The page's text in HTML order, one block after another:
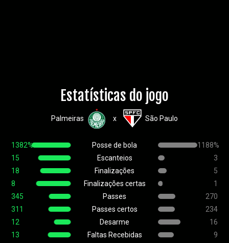
Estatísticas do jogo
Palmeiras x São Paulo
1382%
15
18
8
345
311
12
13
Posse de bola
Escanteios
Finalizações
Finalizações certas
Passes
Passes certos
Desarme
Faltas Recebidas
1188%
3
5
1
270
234
16
9